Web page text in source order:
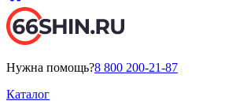
Нужна помощь?8 800 200-21-87
Каталог